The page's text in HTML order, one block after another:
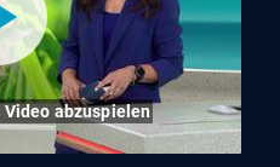
abzuspielen